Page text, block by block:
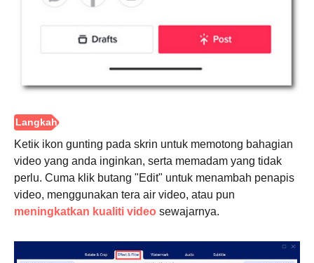
Ketik ikon gunting pada skrin untuk memotong bahagian
video yang anda inginkan, serta memadam yang tidak
perlu. Cuma klik butang "Edit" untuk menambah penapis
video, menggunakan tera air video, atau pun
meningkatkan kualiti video sewajarnya.